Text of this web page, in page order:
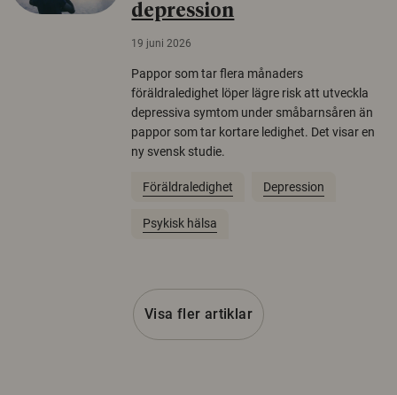
depression
19 juni 2026
Pappor som tar flera månaders
föräldraledighet löper lägre risk att utveckla
depressiva symtom under småbarnsåren än
pappor som tar kortare ledighet. Det visar en
ny svensk studie.
Föräldraledighet Depression
Psykisk hälsa
Visa fler artiklar